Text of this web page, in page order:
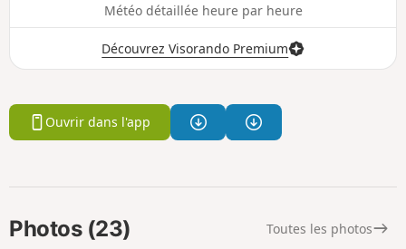
Météo détaillée heure par heure
Découvrez Visorando Premium
Ouvrir dans l'app
Photos (23) Toutes les photos